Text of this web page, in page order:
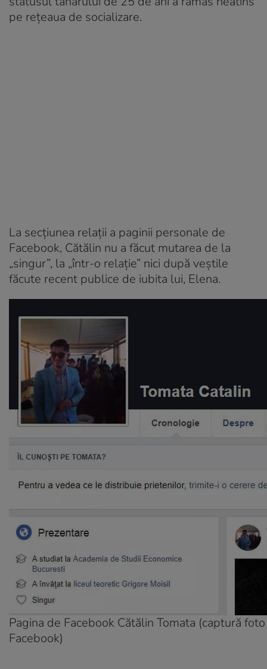
pe rețeaua de socializare.
La secțiunea relații a paginii personale de
Facebook, Cătălin nu a făcut mutarea de la
„singur”, la „într-o relație” nici după veștile
făcute recent publice de iubita lui, Elena.
Pagina de Facebook Cătălin Tomata (captură foto
Facebook)